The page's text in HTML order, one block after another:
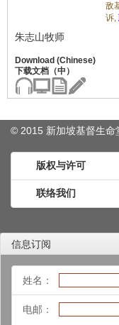
敌
诉,
朱志山牧师
© 2015 新加坡基督生命
版权与许可
联络我们
信息订阅
姓名：
电邮：